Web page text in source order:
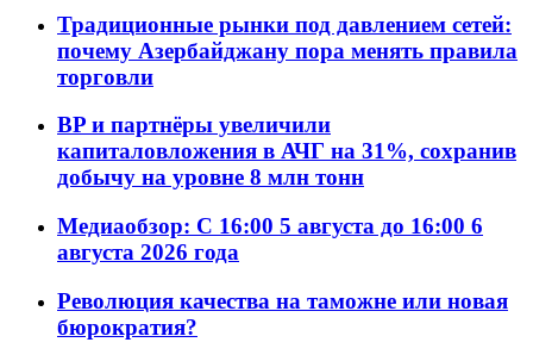
Традиционные рынки под давлением сетей:
почему Азербайджану пора менять правила
торговли
BP и партнёры увеличили
капиталовложения в АЧГ на 31%, сохранив
добычу на уровне 8 млн тонн
Медиаобзор: С 16:00 5 августа до 16:00 6
августа 2026 года
Революция качества на таможне или новая
бюрократия?